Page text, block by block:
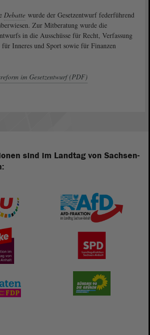
Debatte wurde der Gesetzentwurf federführend
Zur Mitberatung wurde die
in die Ausschüsse für Recht, Verfassung
Inneres und Sport sowie für Finanzen
im Gesetzentwurf (PDF)
sind im Landtag von Sachsen-